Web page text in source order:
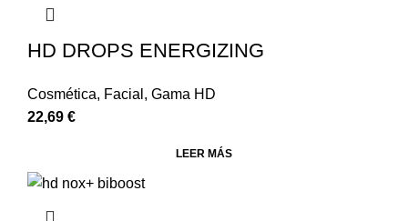
HD DROPS ENERGIZING
Cosmética, Facial , Gama HD
22,69 €
LEER MÁS